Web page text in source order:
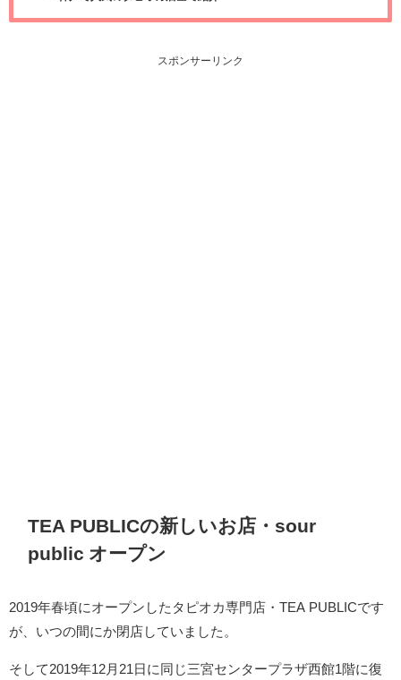
スポンサーリンク
TEA PUBLICの新しいお店・sour
public オープン
2019年春頃にオープンしたタピオカ専門店・TEA PUBLICです
が、いつの間にか閉店していました。
そして2019年12月21日に同じ三宮センタープラザ西館1階に復